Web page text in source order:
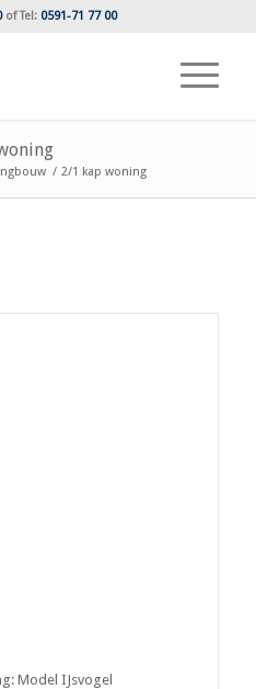
ofTel: 0591-71 77 00
/ 2/1 kap woning
Model IJsvogel